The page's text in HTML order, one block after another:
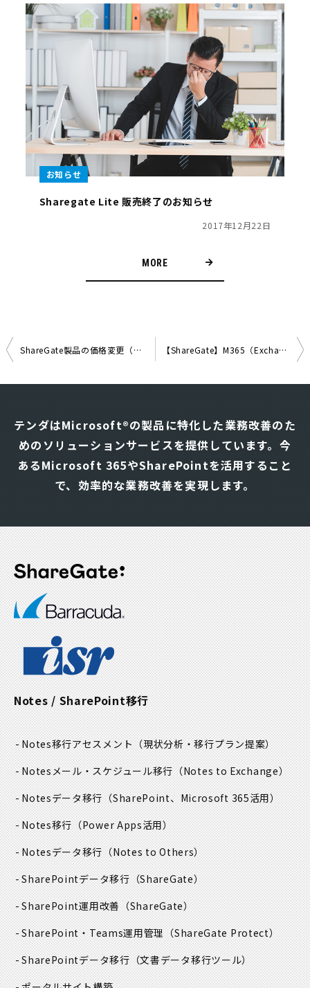
お知らせ
Sharegate Lite 販売終了のお知らせ
2017年12月22日
MORE
投
ナ
ビ
ゲ
ー
ShareGate製品の価格変更（価格アップ）のお知らせ（2022年12月） 【ShareGate】M365（Exchange Online）メールボックスのコピー機能追加のお知らせ
テンダはMicrosoft®の製品に特化した業務改善のた
めのソリューションサービスを提供しています。 今
あるMicrosoft 365やSharePointを活用すること
で、効率的な業務改善を実現します。
Notes / SharePoint移行
Notes移行アセスメント（現状分析・移行プラン提案）
Notesメール・スケジュール移行（Notes to Exchange）
Notesデータ移行（SharePoint、Microsoft 365活用）
Notes移行（Power Apps活用）
Notesデータ移行（Notes to Others）
SharePointデータ移行（ShareGate）
SharePoint運用改善（ShareGate）
SharePoint・Teams運用管理（ShareGate Protect）
SharePointデータ移行（文書データ移行ツール）